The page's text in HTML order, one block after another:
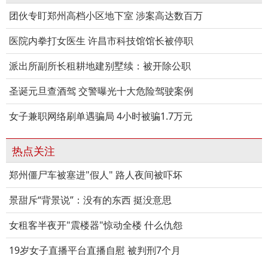
团伙专盯郑州高档小区地下室 涉案高达数百万
医院内拳打女医生 许昌市科技馆馆长被停职
派出所副所长租耕地建别墅续：被开除公职
圣诞元旦查酒驾 交警曝光十大危险驾驶案例
女子兼职网络刷单遇骗局 4小时被骗1.7万元
热点关注
郑州僵尸车被塞进"假人" 路人夜间被吓坏
景甜斥“背景说”：没有的东西 挺没意思
女租客半夜开"震楼器"惊动全楼 什么仇怨
19岁女子直播平台直播自慰 被判刑7个月